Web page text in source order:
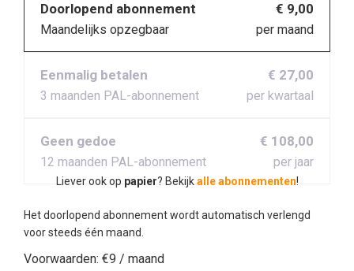
Doorlopend abonnement
Maandelijks opzegbaar
€ 9,00
per maand
Eenmalig betalen
3 maanden PAL-abonnement
€ 27,00
per kwartaal
Geen gedoe
12 maanden PAL-abonnement
€ 108,00
per jaar
Liever ook op papier? Bekijkalle abonnementen!
Het doorlopend abonnement wordt automatisch verlengd
voor steeds één maand.
Voorwaarden: €9 / maand